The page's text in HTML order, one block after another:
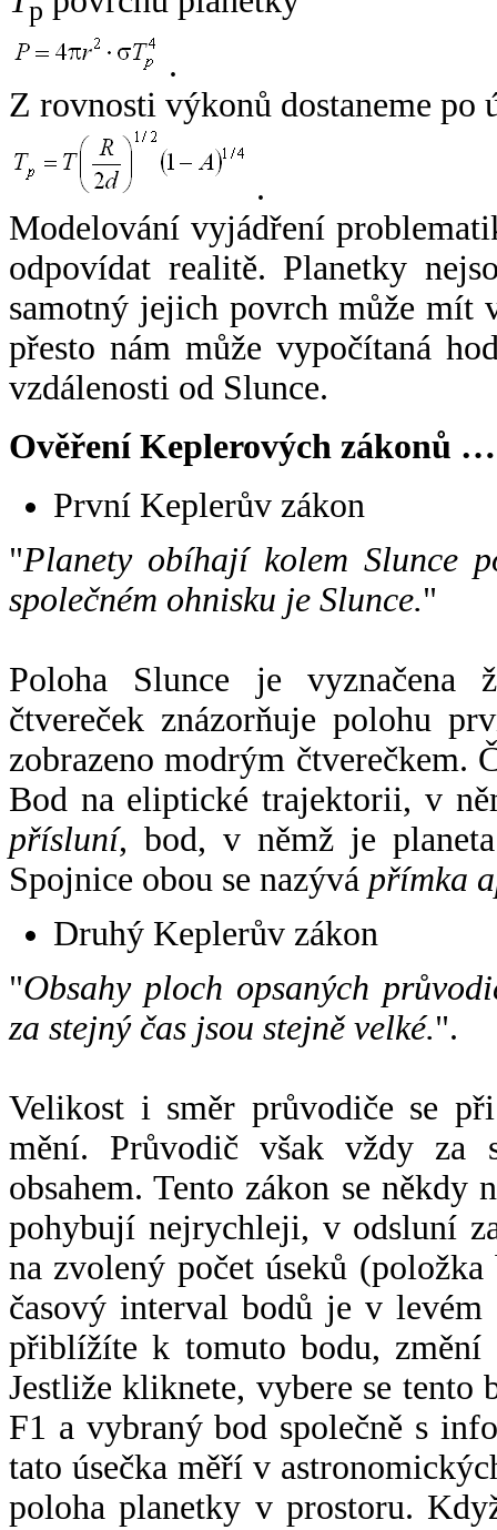
p
.
Z rovnosti výkonů dostaneme po
.
Modelování vyjádření
odpovídat realitě. Planetky
samotný jejich povrch může mít
přesto nám může vypočítaná
vzdálenosti od Slunce.
Ověření Keplerových zákonů …
První Keplerův zákon
"Planety obíhají kolem Slunce
společném ohnisku je Slunce."
Poloha Slunce je vyznačena
čtvereček znázorňuje polohu
zobrazeno modrým čtverečkem.
Bod na eliptické trajektorii, v
přísluní, bod, v němž je
Spojnice obou se nazývá přímka
Druhý Keplerův zákon
"Obsahy ploch opsaných
za stejný čas jsou stejně velké.".
Velikost i směr průvodiče se
mění. Průvodič však vždy za
obsahem. Tento zákon se někdy
pohybují nejrychleji, v odsluní
na zvolený počet úseků
časový interval bodů je v
přiblížíte k tomuto bodu,
Jestliže kliknete, vybere se tento
F1 a vybraný bod společně s
tato úsečka měří v
poloha planetky v prostoru.